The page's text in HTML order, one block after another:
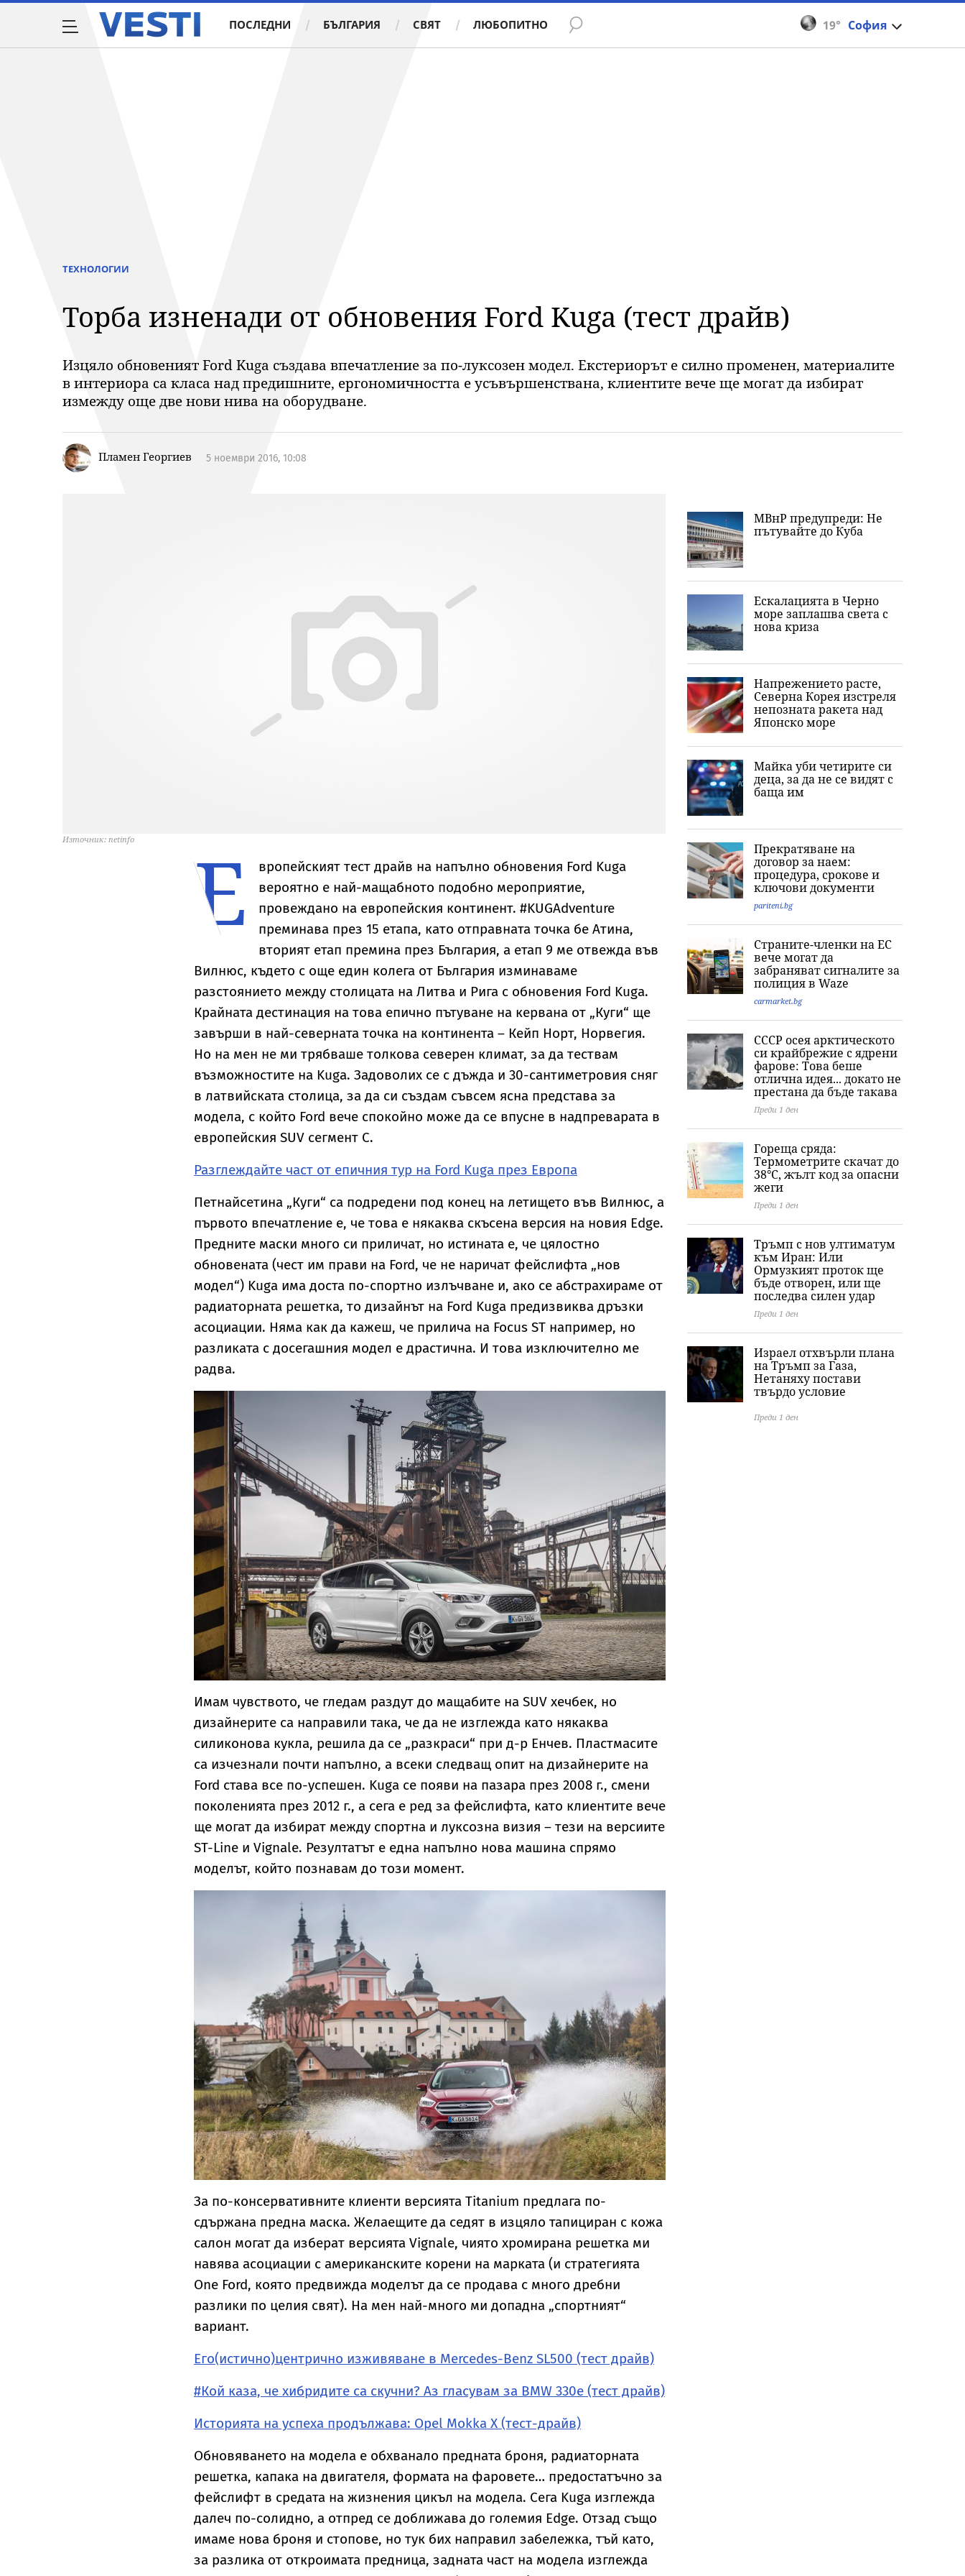
19° София
ПОСЛЕДНИ БЪЛГАРИЯ СВЯТ ЛЮБОПИТНО
ТЕХНОЛОГИИ
Торба изненади от обновения Ford Kuga (тест драйв)
Изцяло обновеният Ford Kuga създава впечатление за по-луксозен модел. Екстериорът е силно променен, материалите
в интериора са класа над предишните, ергономичността е усъвършенствана, клиентите вече ще могат да избират
измежду още две нови нива на оборудване.
Пламен Георгиев 5 ноември 2016, 10:08
Източник: netinfo Е
вропейският тест драйв на напълно обновения Ford Kuga
вероятно е най-мащабното подобно мероприятие,
провеждано на европейския континент. #KUGAdventure
преминава през 15 етапа, като отправната точка бе Атина,
вторият етап премина през България, а етап 9 ме отвежда във
Вилнюс, където с още един колега от България изминаваме
разстоянието между столицата на Литва и Рига с обновения Ford Kuga.
Крайната дестинация на това епично пътуване на кервана от „Куги“ ще
завърши в най-северната точка на континента – Кейп Норт, Норвегия.
Но на мен не ми трябваше толкова северен климат, за да тествам
възможностите на Kuga. Задоволих се с дъжда и 30-сантиметровия сняг
в латвийската столица, за да си създам съвсем ясна представа за
модела, с който Ford вече спокойно може да се впусне в надпреварата в
европейския SUV сегмент С.
Разглеждайте част от епичния тур на Ford Kuga през Европа
Петнайсетина „Куги“ са подредени под конец на летището във Вилнюс, а
първото впечатление е, че това е някаква скъсена версия на новия Edge.
Предните маски много си приличат, но истината е, че цялостно
обновената (чест им прави на Ford, че не наричат фейслифта „нов
модел“) Kuga има доста по-спортно излъчване и, ако се абстрахираме от
радиаторната решетка, то дизайнът на Ford Kuga предизвиква дръзки
асоциации. Няма как да кажеш, че прилича на Focus ST например, но
разликата с досегашния модел е драстична. И това изключително ме
радва.
Имам чувството, че гледам раздут до мащабите на SUV хечбек, но
дизайнерите са направили така, че да не изглежда като някаква
силиконова кукла, решила да се „разкраси“ при д-р Енчев. Пластмасите
са изчезнали почти напълно, а всеки следващ опит на дизайнерите на
Ford става все по-успешен. Kuga се появи на пазара през 2008 г., смени
поколенията през 2012 г., а сега е ред за фейслифта, като клиентите вече
ще могат да избират между спортна и луксозна визия – тези на версиите
ST-Line и Vignale. Резултатът е една напълно нова машина спрямо
моделът, който познавам до този момент.
За по-консервативните клиенти версията Titanium предлага по-
сдържана предна маска. Желаещите да седят в изцяло тапициран с кожа
салон могат да изберат версията Vignale, чиято хромирана решетка ми
навява асоциации с американските корени на марката (и стратегията
One Ford, която предвижда моделът да се продава с много дребни
разлики по целия свят). На мен най-много ми допадна „спортният“
вариант.
Его(истично)центрично изживяване в Mercedes-Benz SL500 (тест драйв)
#Кой каза, че хибридите са скучни? Аз гласувам за BMW 330e (тест драйв)
Историята на успеха продължава: Opel Mokka X (тест-драйв)
Обновяването на модела е обхванало предната броня, радиаторната
решетка, капака на двигателя, формата на фаровете… предостатъчно за
фейслифт в средата на жизнения цикъл на модела. Сега Kuga изглежда
далеч по-солидно, а отпред се доближава до големия Edge. Отзад също
имаме нова броня и стопове, но тук бих направил забележка, тъй като,
за разлика от откроимата предница, задната част на модела изглежда
МВнР предупреди: Не
пътувайте до Куба
Ескалацията в Черно
море заплашва света с
нова криза
Напрежението расте,
Северна Корея изстреля
непозната ракета над
Японско море
Майка уби четирите си
деца, за да не се видят с
баща им
Прекратяване на
договор за наем:
процедура, срокове и
ключови документи
pariteni.bg
Страните-членки на ЕС
вече могат да
забраняват сигналите за
полиция в Waze
carmarket.bg
СССР осея арктическото
си крайбрежие с ядрени
фарове: Това беше
отлична идея... докато не
престана да бъде такава
Преди 1 ден
Гореща сряда:
Термометрите скачат до
38°C, жълт код за опасни
жеги
Преди 1 ден
Тръмп с нов ултиматум
към Иран: Или
Ормузкият проток ще
бъде отворен, или ще
последва силен удар
Преди 1 ден
Израел отхвърли плана
на Тръмп за Газа,
Нетаняху постави
твърдо условие
Преди 1 ден